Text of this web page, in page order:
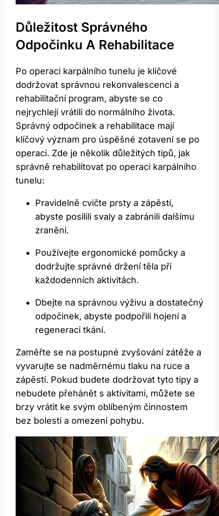
Důležitost Správného
Odpočinku A Rehabilitace
Po operaci karpálního tunelu je klíčové
dodržovat správnou rekonvalescenci a
rehabilitační program, abyste se co
nejrychleji vrátili do normálního života.
Správný odpočinek a rehabilitace mají
klíčový význam pro úspěšné zotavení se po
operaci. Zde je několik důležitých tipů, jak
správně rehabilitovat po operaci karpálního
tunelu:
Pravidelně cvičte prsty a zápěstí,
abyste posílili svaly a zabránili dalšímu
zranění.
Používejte ergonomické pomůcky a
dodržujte správné držení těla při
každodenních aktivitách.
Dbejte na správnou výživu a dostatečný
odpočinek, abyste podpořili hojení a
regeneraci tkání.
Zaměřte se na postupné zvyšování zátěže a
vyvarujte se nadměrnému tlaku na ruce a
zápěstí. Pokud budete dodržovat tyto tipy a
nebudete přehánět s aktivitami, můžete se
brzy vrátit ke svým oblíbeným činnostem
bez bolesti a omezení pohybu.